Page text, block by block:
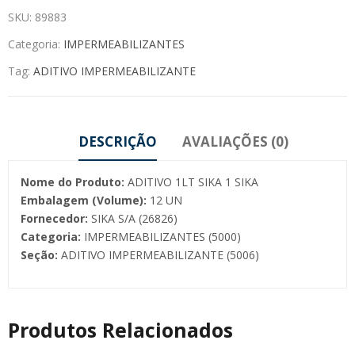
SKU: 89883
Categoria: IMPERMEABILIZANTES
Tag: ADITIVO IMPERMEABILIZANTE
DESCRIÇÃO AVALIAÇÕES (0)
Nome do Produto: ADITIVO 1LT SIKA 1 SIKA
Embalagem (Volume): 12 UN
Fornecedor: SIKA S/A (26826)
Categoria: IMPERMEABILIZANTES (5000)
Seção: ADITIVO IMPERMEABILIZANTE (5006)
Produtos Relacionados